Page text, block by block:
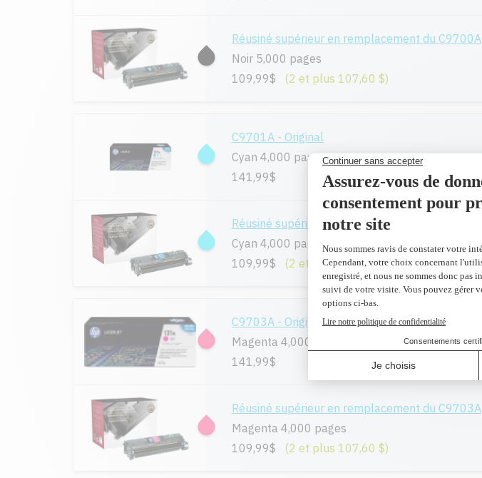
Réusiné supérieur en remplacement du C9700A
Noir 5,000 pages
109,99$
(2 et plus 107,60 $)
C9701A - Original
Cyan 4,000 pages
141,99$
Réusiné supérieur en remplacement du C9701A
Cyan 4,000 pages
109,99$
(2 et plus 107,60 $)
C9703A - Original
Magenta 4,000 pages
141,99$
Réusiné supérieur en remplacement du C9703A
Magenta 4,000 pages
109,99$
(2 et plus 107,60 $)